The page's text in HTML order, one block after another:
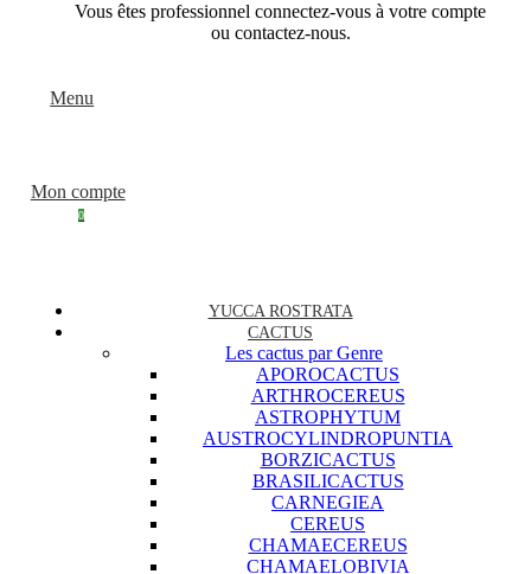
Vous êtes professionnel connectez-vous à votre compte
ou contactez-nous.
Menu
Mon compte
0
YUCCA ROSTRATA
CACTUS
Les cactus par Genre
APOROCACTUS
ARTHROCEREUS
ASTROPHYTUM
AUSTROCYLINDROPUNTIA
BORZICACTUS
BRASILICACTUS
CARNEGIEA
CEREUS
CHAMAECEREUS
CHAMAELOBIVIA